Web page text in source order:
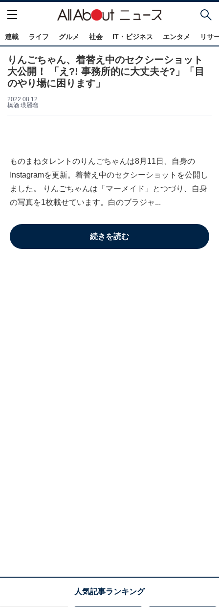
連載 ライフ グルメ 社会 IT・ビジネス エンタメ リサ
りんごちゃん、着替え中のセクシーショット
大公開！ 「え?! 事務所的に大丈夫そ?」「目
のやり場に困ります」
2022.08.12
橋酒 瑛麗瑠
ものまねタレントのりんごちゃんは8月11日、自身の
Instagramを更新。着替え中のセクシーショットを公開し
ました。 りんごちゃんは「マーメイド」とつづり、自身
の写真を1枚載せています。白のブラジャ...
続きを読む